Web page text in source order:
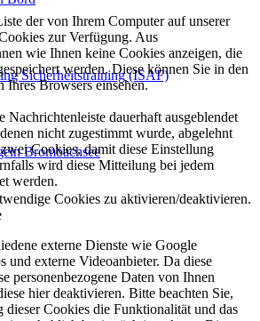
Sicherheitstraining (ISAF)
Brombachsee
der von Ihrem Computer auf unserer
zur Verfügung. Aus
wie Ihnen keine Cookies anzeigen, die
werden. Diese können Sie in den
Ihres Browsers einsehen.
Nachrichtenleiste dauerhaft ausgeblendet
nicht zugestimmt wurde, abgelehnt
Cookies, damit diese Einstellung
wird diese Mitteilung bei jedem
werden.
Cookies zu aktivieren/deaktivieren.
externe Dienste wie Google
und externe Videoanbieter. Da diese
personenbezogene Daten von Ihnen
hier deaktivieren. Bitte beachten Sie,
dieser Cookies die Funktionalität und das